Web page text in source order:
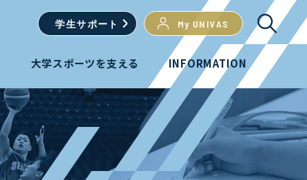
学生サポート My UNIVAS
大学スポーツを支える INFORMATION